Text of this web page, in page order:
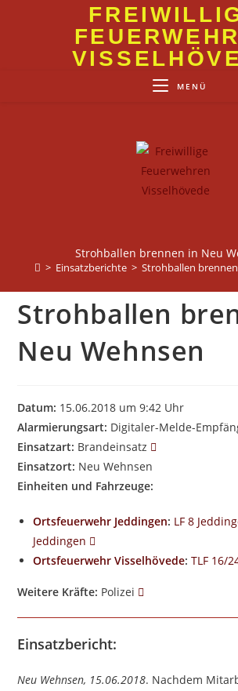
MENÜ
Strohballen brennen in Neu
> Einsatzberichte > Strohballen
Strohballen
Neu Wehnsen
Datum: 15.06.2018 um 9:42 Uhr
Alarmierungsart: Digitaler-Melde-
Einsatzart: Brandeinsatz
Einsatzort: Neu Wehnsen
Einheiten und Fahrzeuge:
Ortsfeuerwehr Jeddingen: LF 8
Jeddingen
Ortsfeuerwehr Visselhövede: TLF 16/
Weitere Kräfte: Polizei
Einsatzbericht:
Neu Wehnsen, 15.06.2018. Nachdem